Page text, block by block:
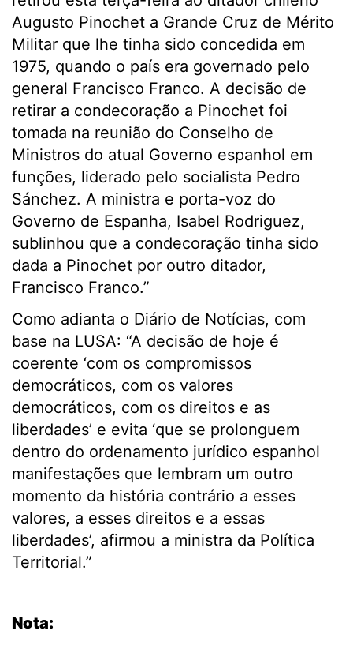
Augusto Pinochet a Grande Cruz de Mérito
Militar que lhe tinha sido concedida em
1975, quando o país era governado pelo
general Francisco Franco. A decisão de
retirar a condecoração a Pinochet foi
tomada na reunião do Conselho de
Ministros do atual Governo espanhol em
funções, liderado pelo socialista Pedro
Sánchez. A ministra e porta-voz do
Governo de Espanha, Isabel Rodriguez,
sublinhou que a condecoração tinha sido
dada a Pinochet por outro ditador,
Francisco Franco.”
Como adianta o Diário de Notícias, com
base na LUSA: “A decisão de hoje é
coerente ‘com os compromissos
democráticos, com os valores
democráticos, com os direitos e as
liberdades’ e evita ‘que se prolonguem
dentro do ordenamento jurídico espanhol
manifestações que lembram um outro
momento da história contrário a esses
valores, a esses direitos e a essas
liberdades’, afirmou a ministra da Política
Territorial.”
Nota: